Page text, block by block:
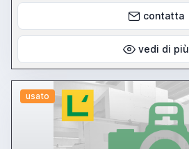
contatta
vedi di più
usato